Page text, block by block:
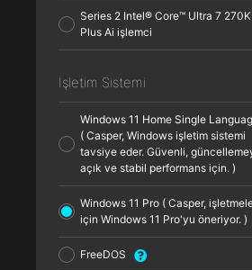
Series 2 Intel® Core™ Ultra 7 270K
Plus Ai işlemci
İşletim Sistemi
Windows 11 Home Single
( Casper, Windows işletim sistemi
tavsiye eder. Güvenli,
açık ve stabil performans için. )
Windows 11 Pro ( Casper,
için Windows 11 Pro'yu öneriyor. )
FreeDOS